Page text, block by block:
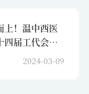
上！温中西医
四届工代会第
2024-03-09